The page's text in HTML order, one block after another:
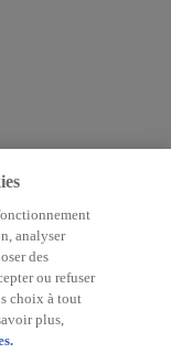
analyser
des
ou refuser
choix à tout
plus,